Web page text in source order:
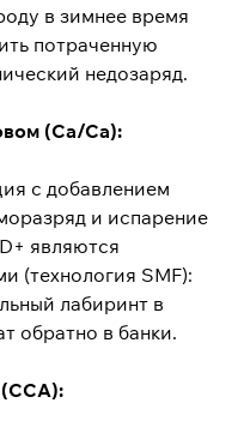
в зимнее время
потраченную
недозаряд.
(Ca/Ca):
с добавлением
и испарение
являются
(технология SMF):
лабиринт в
обратно в банки.